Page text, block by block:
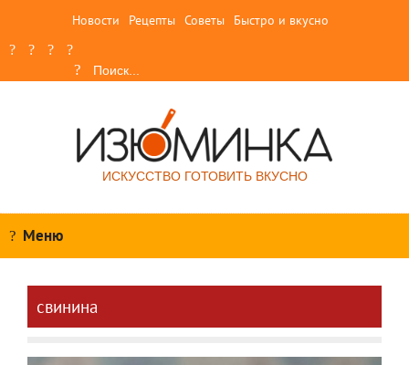
Новости Рецепты Советы Быстро и вкусно
ИСКУССТВО ГОТОВИТЬ ВКУСНО
Меню
свинина